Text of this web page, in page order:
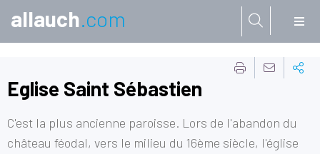
allauch.com
Eglise Saint Sébastien
C'est la plus ancienne paroisse. Lors de l'abandon du
château féodal, vers le milieu du 16ème siècle, l'église